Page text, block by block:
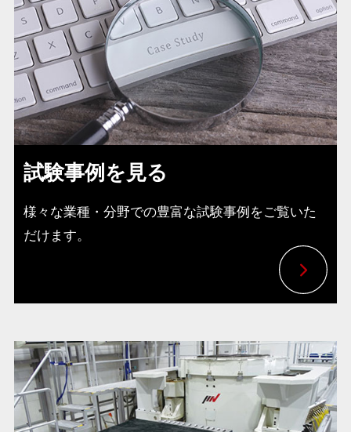
試験事例を見る
様々な業種・分野での豊富な試験事例をご覧いた
だけます。